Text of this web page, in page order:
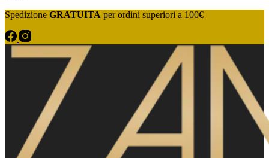
Spedizione GRATUITA per ordini superiori a 100€